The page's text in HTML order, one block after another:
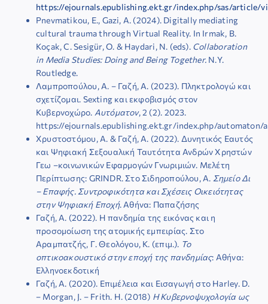
https://ejournals.epublishing.ekt.gr/index.php/sas/article/
Pnevmatikou, E., Gazi, A. (2024). Digitally mediating
cultural trauma through Virtual Reality. In Irmak, Β.
Koçak, C. Sesigür, O. & Haydari, N. (eds). Collaboration
in Media Studies: Doing and Being Together. Ν.Y.
Routledge.
Λαμπροπούλου, Α. – Γαζή, Α. (2023). Πληκτρολογώ και
σχετίζομαι. Sexting και εκφοβισμός στον
Κυβερνοχώρο. Αυτόματον, 2 (2). 2023.
https://ejournals.epublishing.ekt.gr/index.php/
Χρυστοστόμου, Α. & Γαζή, Α. (2022). Δυνητικός Εαυτός
και Ψηφιακή Σεξουαλική Ταυτότητα Ανδρών Χρηστών
Γεω –κοινωνικών Εφαρμογών Γνωριμιών. Μελέτη
Περίπτωσης: GRINDR. Στο Σιδηροπούλου, Α. Σημείο Δι
– Επαφής. Συντροφικότητα και Σχέσεις Οικειότητας
στην Ψηφιακή Εποχή. Αθήνα: Παπαζήσης
Γαζή, Α. (2022). H πανδημία της εικόνας και η
προσομοίωση της ατομικής εμπειρίας. Στο
Αραμπατζής, Γ. Θεολόγου, Κ. (επιμ.). Το
οπτικοακουστικό στην εποχή της πανδημίας: Αθήνα:
Ελληνοεκδοτική
Γαζή, Α. (2020). Επιμέλεια και Εισαγωγή στο Harley. D.
– Morgan, J. – Frith. H. (2018) Η Κυβερνοψυχολογία ως